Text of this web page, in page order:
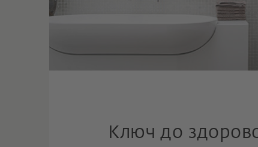
Ключ до